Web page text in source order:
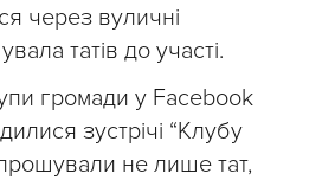
через вуличні
татів до участі.
громади у Facebook
зустрічі “Клубу
не лише тат,